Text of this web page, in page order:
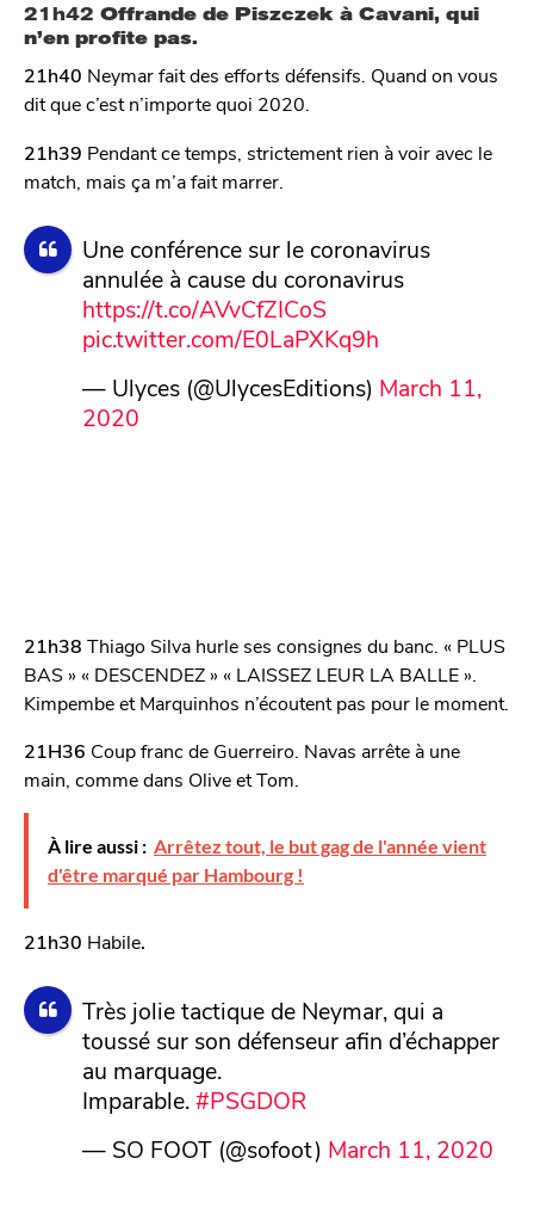
21h42 Offrande de Piszczek à Cavani, qui
n’en profite pas.
21h40 Neymar fait des efforts défensifs. Quand on vous
dit que c’est n’importe quoi 2020.
21h39 Pendant ce temps, strictement rien à voir avec le
match, mais ça m’a fait marrer.
Une conférence sur le coronavirus
annulée à cause du coronavirus
https://t.co/AVvCfZICoS
pic.twitter.com/E0LaPXKq9h
— Ulyces (@UlycesEditions) March 11,
2020
21h38 Thiago Silva hurle ses consignes du banc. « PLUS
BAS » « DESCENDEZ » « LAISSEZ LEUR LA BALLE ».
Kimpembe et Marquinhos n’écoutent pas pour le moment.
21H36 Coup franc de Guerreiro. Navas arrête à une
main, comme dans Olive et Tom.
À lire aussi : Arrêtez tout, le but gag de l'année vient
d'être marqué par Hambourg !
21h30 Habile.
Très jolie tactique de Neymar, qui a
toussé sur son défenseur afin d’échapper
au marquage.
Imparable.#PSGDOR
— SO FOOT (@sofoot) March 11, 2020